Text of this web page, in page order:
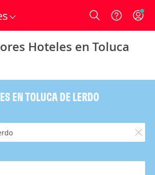
Login
Hoteles en Toluca
EN TOLUCA DE LERDO